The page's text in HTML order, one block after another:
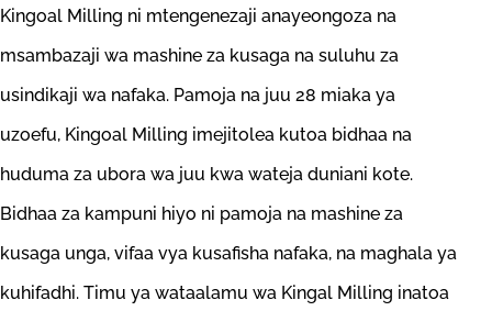
Kingoal Milling ni mtengenezaji anayeongoza na
msambazaji wa mashine za kusaga na suluhu za
usindikaji wa nafaka. Pamoja na juu 28 miaka ya
uzoefu, Kingoal Milling imejitolea kutoa bidhaa na
huduma za ubora wa juu kwa wateja duniani kote.
Bidhaa za kampuni hiyo ni pamoja na mashine za
kusaga unga, vifaa vya kusafisha nafaka, na maghala ya
kuhifadhi. Timu ya wataalamu wa Kingal Milling inatoa